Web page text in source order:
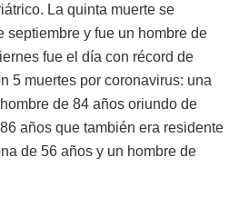
La quinta muerte se
septiembre y fue un hombre de
fue el día con récord de
5 muertes por coronavirus: una
de 84 años oriundo de
años que también era residente
de 56 años y un hombre de